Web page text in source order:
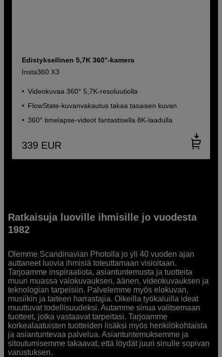
Edistyksellinen 5,7K 360°-kamera
Insta360 X3
Videokuvaa 360° 5,7K-resoluutiolla
FlowState-kuvanvakautus takaa tasaisen kuvan
360° timelapse-videot fantastisella 8K-laadulla
339 EUR
Ratkaisuja luoville ihmisille jo vuodesta
1982
Olemme Scandinavian Photolla jo yli 40 vuoden ajan
auttaneet luovia ihmisiä toteuttamaan visioitaan.
Tarjoamme inspiraatiota, asiantuntemusta ja tuotteita
muun muassa valokuvauksen, äänen, videokuvauksen ja
teknologian tarpeisiin. Palvelemme myös elokuvan,
musiikin ja taiteen harrastajia. Oikeilla työkaluilla ideat
muuttuvat todellisuudeksi. Autamme sinua valitsemaan
tuotteet, jotka vastaavat tarpeitasi. Tarjoamme
korkealaatuisten tuotteiden lisäksi myös henkilökohtaista
ja asiantuntevaa palvelua. Asiantuntemuksemme ja
sitoutumisemme takaavat, että löydät juuri sinulle sopivan
varustuksen.